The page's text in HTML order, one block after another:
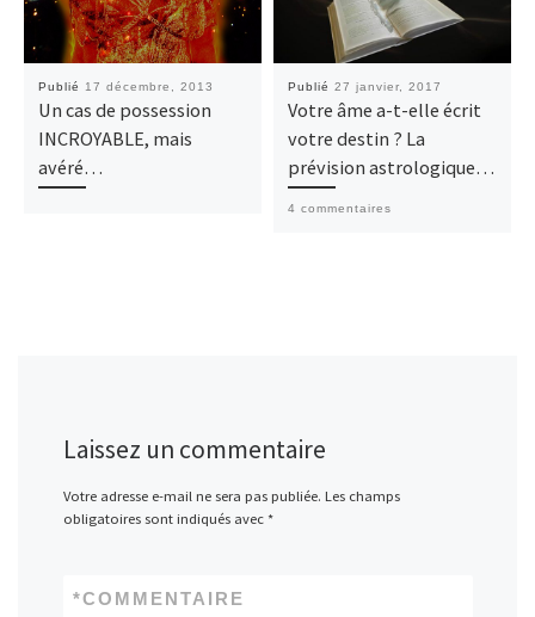
Publié 17 décembre, 2013
Un cas de possession
INCROYABLE, mais
avéré…
Publié 27 janvier, 2017
Votre âme a-t-elle écrit
votre destin ? La
prévision astrologique…
4 commentaires
Laissez un commentaire
Votre adresse e-mail ne sera pas publiée. Les champs
obligatoires sont indiqués avec *
COMMENTAIRE
*